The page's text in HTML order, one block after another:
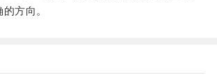
方向。